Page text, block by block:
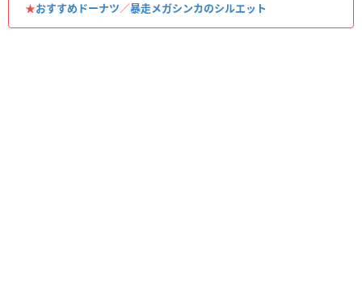
★おすすめドーナツ／暴走メガシンカのシルエット